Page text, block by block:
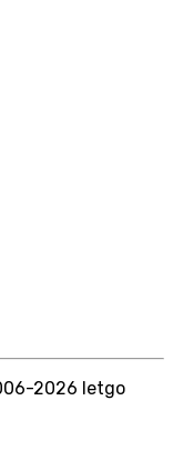
2026 letgo